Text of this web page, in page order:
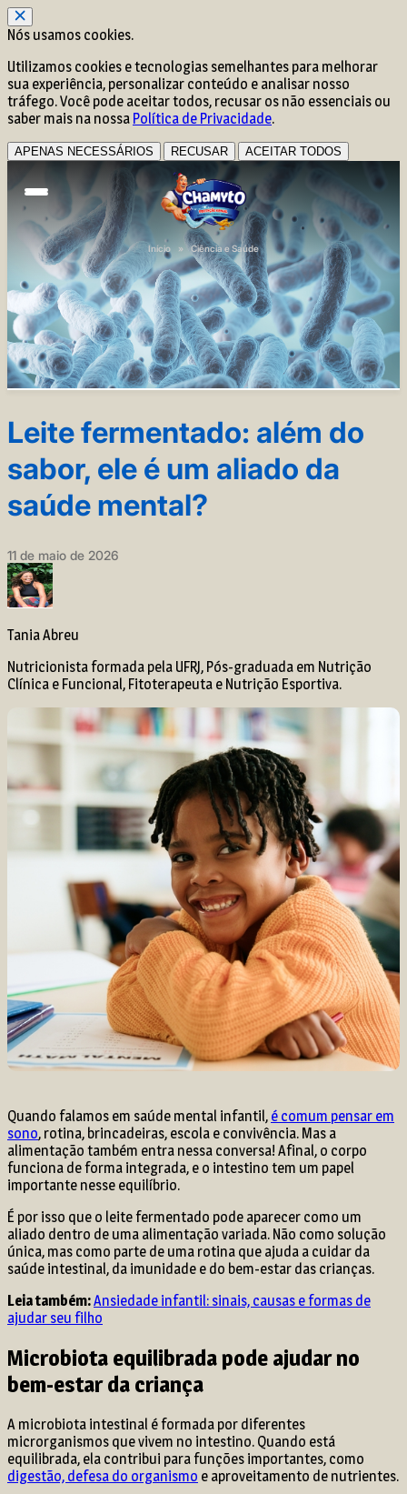
Nós usamos cookies.
Utilizamos cookies e tecnologias semelhantes para melhorar
sua experiência, personalizar conteúdo e analisar nosso
tráfego. Você pode aceitar todos, recusar os não essenciais ou
saber mais na nossa Política de Privacidade.
APENAS NECESSÁRIOS RECUSAR ACEITAR TODOS
Início » Ciência e Saúde
Leite fermentado: além do
sabor, ele é um aliado da
saúde mental?
11 de maio de 2026
Tania Abreu
Nutricionista formada pela UFRJ, Pós-graduada em Nutrição
Clínica e Funcional, Fitoterapeuta e Nutrição Esportiva.
Quando falamos em saúde mental infantil, é comum pensar em
sono, rotina, brincadeiras, escola e convivência. Mas a
alimentação também entra nessa conversa! Afinal, o corpo
funciona de forma integrada, e o intestino tem um papel
importante nesse equilíbrio.
É por isso que o leite fermentado pode aparecer como um
aliado dentro de uma alimentação variada. Não como solução
única, mas como parte de uma rotina que ajuda a cuidar da
saúde intestinal, da imunidade e do bem-estar das crianças.
Leia também:Ansiedade infantil: sinais, causas e formas de
ajudar seu filho
Microbiota equilibrada pode ajudar no
bem-estar da criança
A microbiota intestinal é formada por diferentes
microrganismos que vivem no intestino. Quando está
equilibrada, ela contribui para funções importantes, como
digestão, defesa do organismo e aproveitamento de nutrientes.